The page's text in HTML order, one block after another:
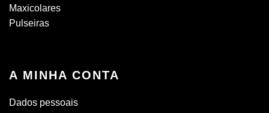
Maxicolares
Pulseiras
A MINHA CONTA
Dados pessoais